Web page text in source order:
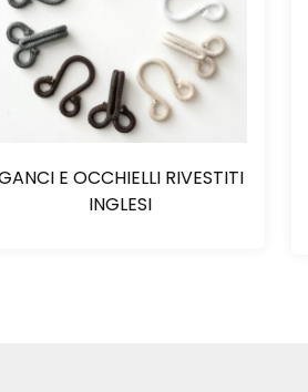
E OCCHIELLI RIVESTITI
INGLESI